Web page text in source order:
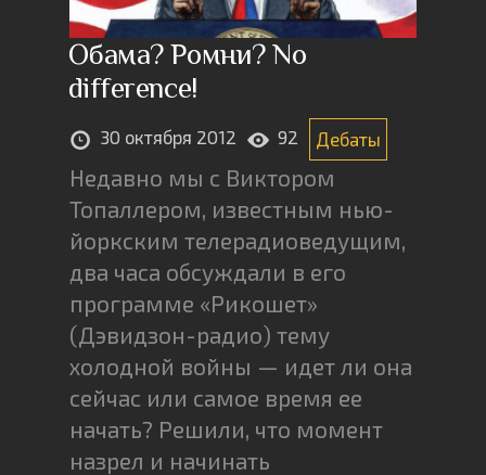
Обама? Ромни? No
difference!
30 октября 2012 92 Дебаты
Недавно мы с Виктором
Топаллером, известным нью-
йоркским телерадиоведущим,
два часа обсуждали в его
программе «Рикошет»
(Дэвидзон-радио) тему
холодной войны — идет ли она
сейчас или самое время ее
начать? Решили, что момент
назрел и начинать